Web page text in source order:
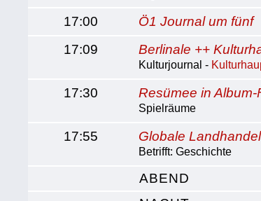
17:00
Ö1 Journal um fünf
17:09
Berlinale ++
Kulturjournal -
17:30 Resümee in Album-
Spielräume
17:55 Globale
Betrifft: Geschichte
ABEND